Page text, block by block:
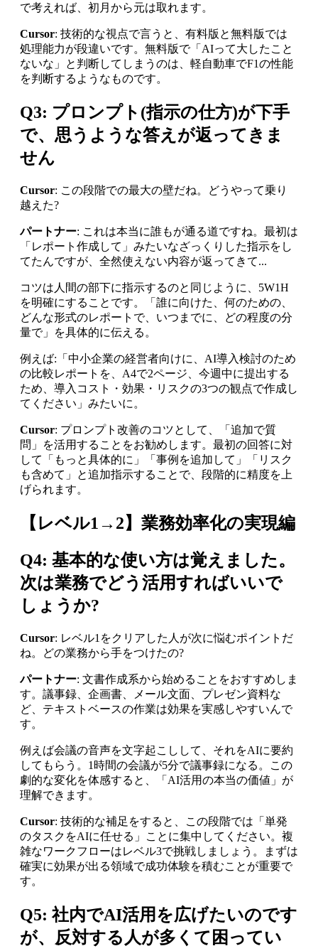
で考えれば、初月から元は取れます。
Cursor: 技術的な視点で言うと、有料版と無料版では
処理能力が段違いです。無料版で「AIって大したこと
ないな」と判断してしまうのは、軽自動車でF1の性能
を判断するようなものです。
Q3: プロンプト(指示の仕方)が下手
で、思うような答えが返ってきま
せん
Cursor: この段階での最大の壁だね。どうやって乗り
越えた?
パートナー: これは本当に誰もが通る道ですね。最初は
「レポート作成して」みたいなざっくりした指示をし
てたんですが、全然使えない内容が返ってきて...
コツは人間の部下に指示するのと同じように、5W1H
を明確にすることです。「誰に向けた、何のための、
どんな形式のレポートで、いつまでに、どの程度の分
量で」を具体的に伝える。
例えば:「中小企業の経営者向けに、AI導入検討のため
の比較レポートを、A4で2ページ、今週中に提出する
ため、導入コスト・効果・リスクの3つの観点で作成し
てください」みたいに。
Cursor: プロンプト改善のコツとして、「追加で質
問」を活用することをお勧めします。最初の回答に対
して「もっと具体的に」「事例を追加して」「リスク
も含めて」と追加指示することで、段階的に精度を上
げられます。
【レベル1→2】業務効率化の実現編
Q4: 基本的な使い方は覚えました。
次は業務でどう活用すればいいで
しょうか?
Cursor: レベル1をクリアした人が次に悩むポイントだ
ね。どの業務から手をつけたの?
パートナー: 文書作成系から始めることをおすすめしま
す。議事録、企画書、メール文面、プレゼン資料な
ど、テキストベースの作業は効果を実感しやすいんで
す。
例えば会議の音声を文字起こしして、それをAIに要約
してもらう。1時間の会議が5分で議事録になる。この
劇的な変化を体感すると、「AI活用の本当の価値」が
理解できます。
Cursor: 技術的な補足をすると、この段階では「単発
のタスクをAIに任せる」ことに集中してください。複
雑なワークフローはレベル3で挑戦しましょう。まずは
確実に効果が出る領域で成功体験を積むことが重要で
す。
Q5: 社内でAI活用を広げたいのです
が、反対する人が多くて困ってい